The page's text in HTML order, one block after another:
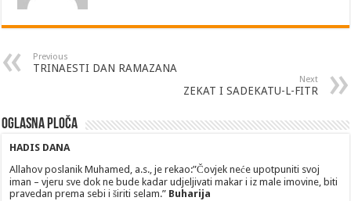
Previous
TRINAESTI DAN RAMAZANA
Next
ZEKAT I SADEKATU-L-FITR
Oglasna ploča
HADIS DANA
Allahov poslanik Muhamed, a.s., je rekao:”Čovjek neće upotpuniti svoj
iman – vjeru sve dok ne bude kadar udjeljivati makar i iz male imovine, biti
pravedan prema sebi i širiti selam.” Buharija